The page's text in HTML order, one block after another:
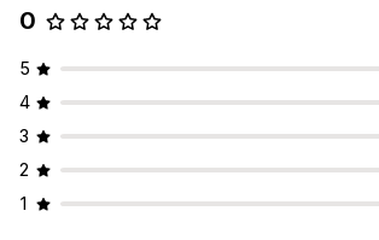
0
5
4
3
2
1